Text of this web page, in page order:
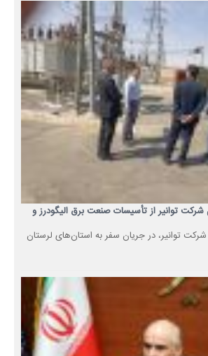
شرکت توانیر از تأسیسات صنعت برق الیگودرز و
شرکت توانیر، در جریان سفر به استان‌های لرستان